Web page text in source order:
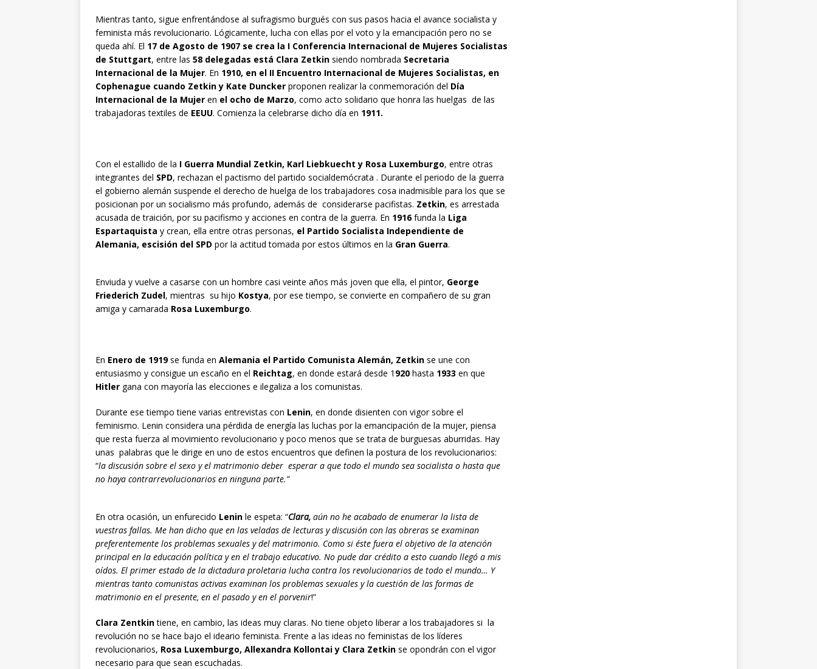
Mientras tanto, sigue enfrentándose al sufragismo burgués con sus pasos hacia el avance socialista y
feminista más revolucionario. Lógicamente, lucha con ellas por el voto y la emancipación pero no se
queda ahí. El 17 de Agosto de 1907 se crea la I Conferencia Internacional de Mujeres Socialistas
de Stuttgart, entre las 58 delegadas está Clara Zetkin siendo nombrada Secretaria
Internacional de la Mujer. En 1910, en el II Encuentro Internacional de Mujeres Socialistas, en
Cophenague cuando Zetkin y Kate Duncker proponen realizar la conmemoración del Día
Internacional de la Mujer en el ocho de Marzo, como acto solidario que honra las huelgas de las
trabajadoras textiles de EEUU. Comienza la celebrarse dicho día en 1911.
Con el estallido de la I Guerra Mundial Zetkin, Karl Liebkuecht y Rosa Luxemburgo, entre otras
integrantes del SPD, rechazan el pactismo del partido socialdemócrata . Durante el periodo de la guerra
el gobierno alemán suspende el derecho de huelga de los trabajadores cosa inadmisible para los que se
posicionan por un socialismo más profundo, además de considerarse pacifistas. Zetkin, es arrestada
acusada de traición, por su pacifismo y acciones en contra de la guerra. En 1916funda la Liga
Espartaquista y crean, ella entre otras personas, el Partido Socialista Independiente de
Alemania, escisión del SPD por la actitud tomada por estos últimos en la Gran Guerra.
Enviuda y vuelve a casarse con un hombre casi veinte años más joven que ella, el pintor, George
Friederich Zudel, mientras su hijo Kostya, por ese tiempo, se convierte en compañero de su gran
amiga y camarada Rosa Luxemburgo.
En Enero de 1919se funda en Alemania el Partido Comunista Alemán, Zetkin se une con
entusiasmo y consigue un escaño en el Reichtag, en donde estará desde 1 920 hasta 1933 en que
Hitler gana con mayoría las elecciones e ilegaliza a los comunistas.
Durante ese tiempo tiene varias entrevistas con Lenin, en donde disienten con vigor sobre el
feminismo. Lenin considera una pérdida de energía las luchas por la emancipación de la mujer, piensa
que resta fuerza al movimiento revolucionario y poco menos que se trata de burguesas aburridas. Hay
unas palabras que le dirige en uno de estos encuentros que definen la postura de los revolucionarios:
“la discusión sobre el sexo y el matrimonio deber esperar a que todo el mundo sea socialista o hasta que
no haya contrarrevolucionarios en ninguna parte.”
En otra ocasión, un enfurecido Lenin le espeta: “Clara, aún no he acabado de enumerar la lista de
vuestras fallas. Me han dicho que en las veladas de lecturas y discusión con las obreras se examinan
preferentemente los problemas sexuales y del matrimonio. Como si éste fuera el objetivo de la atención
principal en la educación política y en el trabajo educativo. No pude dar crédito a esto cuando llegó a mis
oídos. El primer estado de la dictadura proletaria lucha contra los revolucionarios de todo el mundo… ­Y
mientras tanto comunistas activas examinan los problemas sexuales y la cuestión de las formas de
matrimonio en el presente, en el pasado y en el porvenir!”
Clara Zentkintiene, en cambio, las ideas muy claras. No tiene objeto liberar a los trabajadores si la
revolución no se hace bajo el ideario feminista. Frente a las ideas no feministas de los líderes
revolucionarios, Rosa Luxemburgo, Allexandra Kollontai y Clara Zetkin se opondrán con el vigor
necesario para que sean escuchadas.